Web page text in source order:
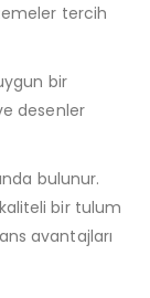
tercih
bir
desenler
bulunur.
bir tulum
avantajları